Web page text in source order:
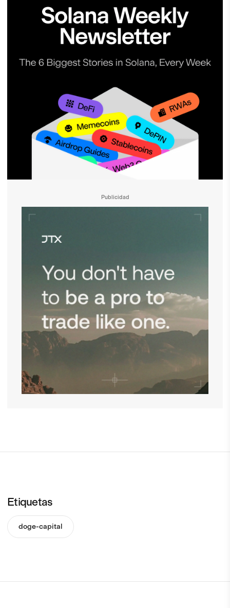
Publicidad
Etiquetas
doge-capital